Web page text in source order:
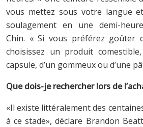
vous mettez sous votre langue
soulagement en une demi-
Chin. « Si vous préférez goûter
choisissez un produit comestible,
capsule, d’un gommeux ou d’une
Que dois-je rechercher lors de
«Il existe littéralement des
à ce stade», déclare Brandon